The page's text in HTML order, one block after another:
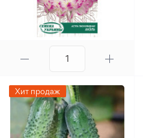
Хит продаж